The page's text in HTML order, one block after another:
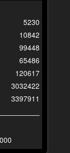
5230
10842
99448
65486
120617
3032422
3397911